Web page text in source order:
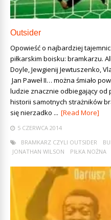
Outsider
Opowieść o najbardziej
piłkarskim boisku: bramkarzu.
Doyle, Jewgienij Jewtuszenko,
Jan Paweł II… można śmiało
ludzie znacznie odbiegający od
historii samotnych strażników
się nierzadko ... [Read More]
5 CZERWCA 2014
BRAMKARZ CZYLI OUTSIDER
JONATHAN WILSON
PIŁKA NOŻNA